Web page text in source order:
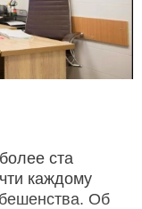
ста
каждому
Об